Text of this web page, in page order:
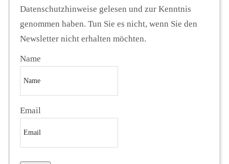
Datenschutzhinweise gelesen und zur Kenntnis
genommen haben. Tun Sie es nicht, wenn Sie den
Newsletter nicht erhalten möchten.
Name
Email